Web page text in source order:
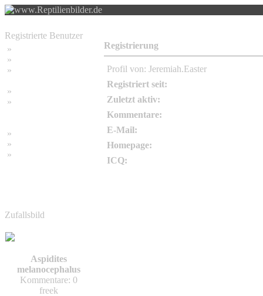
Registrierte Benutzer
»
»
»
»
»
»
»
»
Zufallsbild
Aspidites
melanocephalus
Kommentare: 0
freek
Registrierung
Profil von: Jeremiah.Easter
Registriert seit:
Zuletzt aktiv:
Kommentare:
E-Mail:
Homepage:
ICQ: